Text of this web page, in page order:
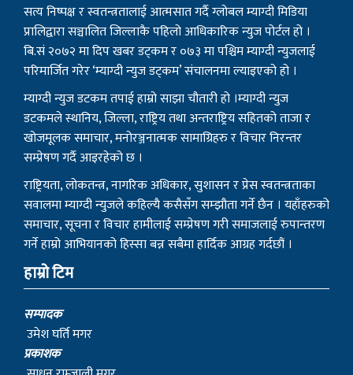
सत्य निष्पक्ष र स्वतन्त्रतालाई आत्मसात गर्दै ग्लोबल म्याग्दी मिडिया
प्रालिद्वारा सञ्चालित जिल्लाकै पहिलो आधिकारिक न्युज पोर्टल हो ।
बि.सं २०७२ मा दिप खबर डट्कम र ०७३ मा पश्चिम म्याग्दी न्युजलाई
परिमार्जित गरेर ‘म्याग्दी न्युज डट्कम’ संचालनमा ल्याइएको हो ।
म्याग्दी न्युज डटकम तपाई हाम्रो साझा चौतारी हो ।म्याग्दी न्युज
डटकमले स्थानिय, जिल्ला, राष्ट्रिय तथा अन्तराष्ट्रिय सहितको ताजा र
खोजमूलक समाचार, मनोरञ्जनात्मक सामाग्रिहरु र विचार निरन्तर
सम्प्रेषण गर्दै आइरहेको छ ।
राष्ट्रियता, लोकतन्त्र, नागरिक अधिकार, सुशासन र प्रेस स्वतन्त्रताका
सवालमा म्याग्दी न्युजले कहिल्यै कसैसँग सम्झौता गर्ने छैन । यहाँहरुको
समाचार, सूचना र विचार हामीलाई सम्प्रेषण गरी समाजलाई रुपान्तरण
गर्ने हाम्रो आभियानको हिस्सा बन्न सबैमा हार्दिक आग्रह गर्दछौं ।
हाम्रो टिम
सम्पादक
उमेश घर्ति मगर
प्रकाशक